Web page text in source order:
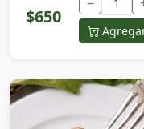
$650